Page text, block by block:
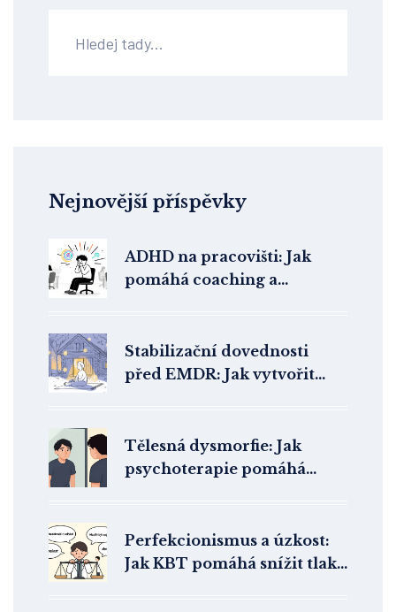
Nejnovější příspěvky
ADHD na pracovišti: Jak
pomáhá coaching a
Stabilizační dovednosti
před EMDR: Jak vytvořit
Tělesná dysmorfie: Jak
psychoterapie pomáhá
Perfekcionismus a úzkost:
Jak KBT pomáhá snížit tlak